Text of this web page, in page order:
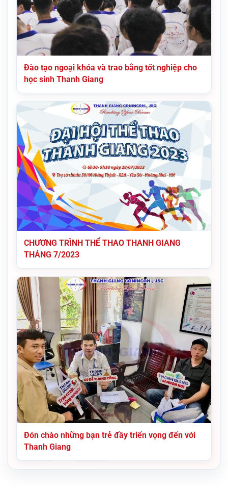
Đào tạo ngoại khóa và trao bằng tốt nghiệp cho
học sinh Thanh Giang
CHƯƠNG TRÌNH THỂ THAO THANH GIANG
THÁNG 7/2023
Đón chào những bạn trẻ đầy triển vọng đến với
Thanh Giang